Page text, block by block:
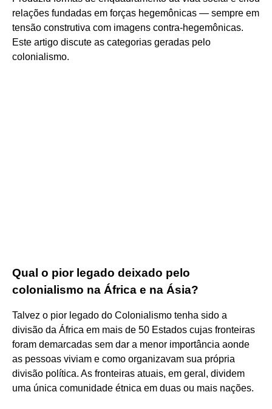
relações fundadas em forças hegemônicas — sempre em
tensão construtiva com imagens contra-hegemônicas.
Este artigo discute as categorias geradas pelo
colonialismo.
Qual o pior legado deixado pelo
colonialismo na África e na Ásia?
Talvez o pior legado do Colonialismo tenha sido a
divisão da África em mais de 50 Estados cujas fronteiras
foram demarcadas sem dar a menor importância aonde
as pessoas viviam e como organizavam sua própria
divisão política. As fronteiras atuais, em geral, dividem
uma única comunidade étnica em duas ou mais nações.